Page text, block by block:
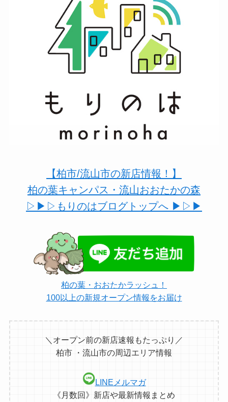
【柏市/流山市の新店情報！】
柏の葉キャンパス・流山おおたかの森
▷▶︎▷もりのはブログトップへ ▶︎▷▶︎
柏の葉・おおたかラッシュ！
100以上の新規オープン情報をお届け
＼オープン前の新店速報もたっぷり／
柏市 ・流山市の周辺エリア情報
LINEメルマガ
《月数回》新店や最新情報まとめ